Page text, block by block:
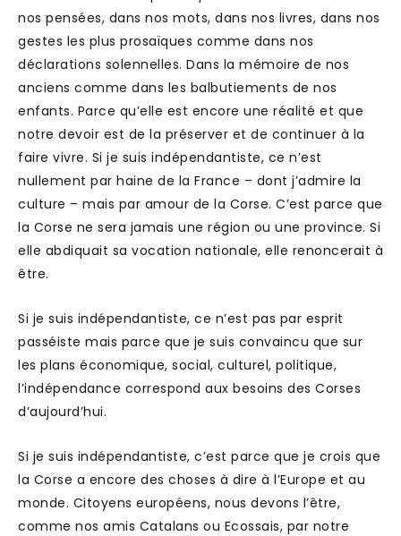
nos pensées, dans nos mots, dans nos livres, dans nos
gestes les plus prosaïques comme dans nos
déclarations solennelles. Dans la mémoire de nos
anciens comme dans les balbutiements de nos
enfants. Parce qu’elle est encore une réalité et que
notre devoir est de la préserver et de continuer à la
faire vivre. Si je suis indépendantiste, ce n’est
nullement par haine de la France – dont j’admire la
culture – mais par amour de la Corse. C’est parce que
la Corse ne sera jamais une région ou une province. Si
elle abdiquait sa vocation nationale, elle renoncerait à
être.
Si je suis indépendantiste, ce n’est pas par esprit
passéiste mais parce que je suis convaincu que sur
les plans économique, social, culturel, politique,
l’indépendance correspond aux besoins des Corses
d’aujourd’hui.
Si je suis indépendantiste, c’est parce que je crois que
la Corse a encore des choses à dire à l’Europe et au
monde. Citoyens européens, nous devons l’être,
comme nos amis Catalans ou Ecossais, par notre